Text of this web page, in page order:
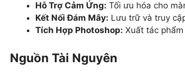
Hỗ Trợ Cảm Ứng: Tối ưu hóa cho
Kết Nối Đám Mây: Lưu trữ và truy
Tích Hợp Photoshop: Xuất tác
Nguồn Tài Nguyên